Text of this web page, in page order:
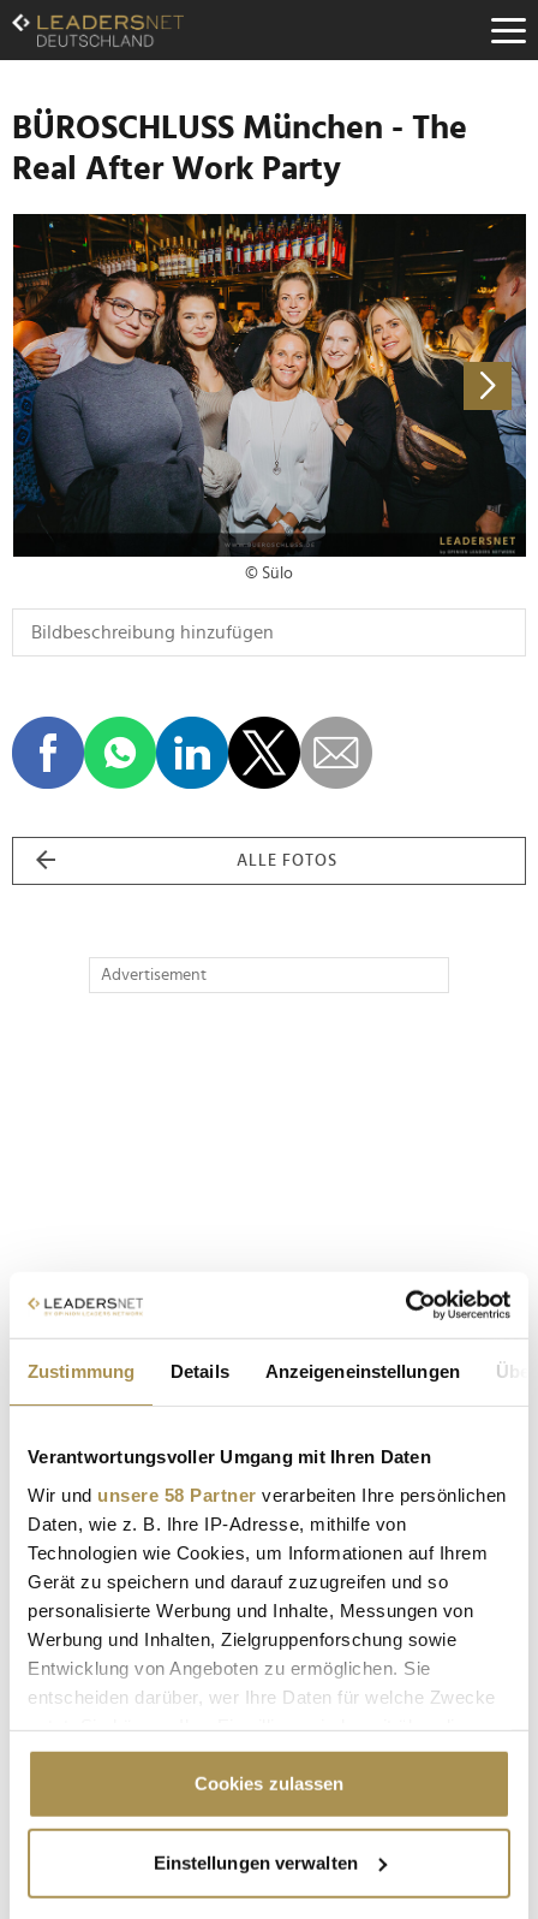
Zustimmung Details Anzeigeneinstellungen
Verantwortungsvoller Umgang mit Ihren Daten
Wir und unsere 58 Partner verarbeiten Ihre persönlichen
Daten, wie z. B. Ihre IP-Adresse, mithilfe von
Technologien wie Cookies, um Informationen auf Ihrem
Gerät zu speichern und darauf zuzugreifen und so
personalisierte Werbung und Inhalte, Messungen von
Werbung und Inhalten, Zielgruppenforschung sowie
Entwicklung von Angeboten zu ermöglichen. Sie
entscheiden darüber, wer Ihre Daten für welche Zwecke
Cookie-Erklärung oder durch Klicken auf das Privacy
Trigger Symbol ändern oder widerrufen
Informationen über Ihre geografische Lage
erfassen, welche bis auf einige Meter genau sein
Cookies zulassen
Einstellungen verwalten
Zum
Inhalt
Zur
Navigation
Zur
Hauptnavigation
BÜROSCHLUSS München - The
Real After Work Party
© Sülo
ALLE FOTOS
Advertisement